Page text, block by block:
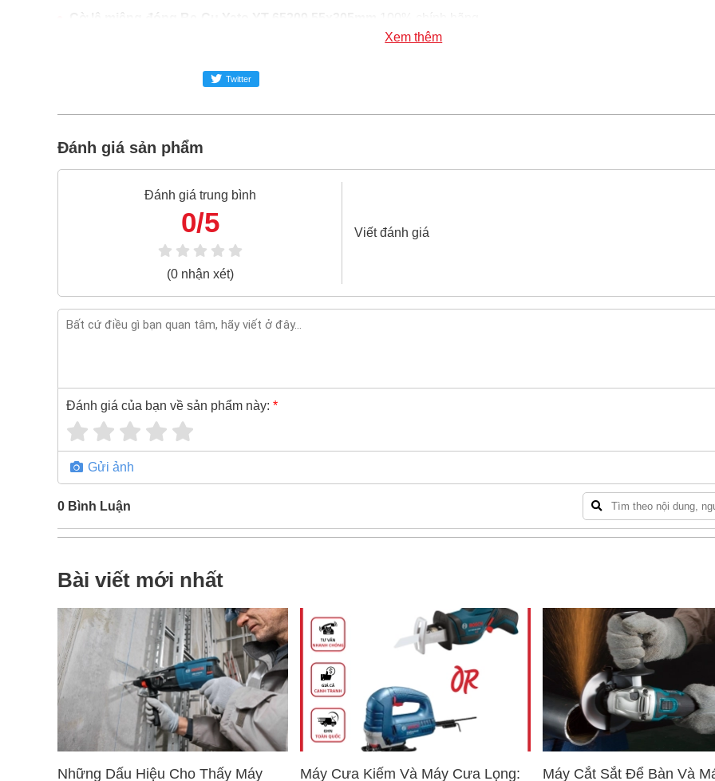
Bao 1 đổi 1 trong 24 giờ
Xem thêm
Twitter
Đánh giá sản phẩm
Đánh giá trung bình
0/5
(0 nhận xét)
Viết đánh giá
Đánh giá của bạn về sản phẩm này: *
Gửi ảnh
0 Bình Luận
Bài viết mới nhất
Những Dấu Hiệu Cho Thấy Máy
Máy Cưa Kiếm Và Máy Cưa Lọng:
Máy Cắt Sắt Để Bàn Và